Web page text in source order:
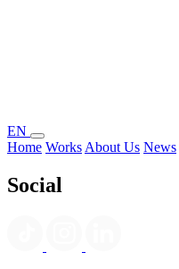
EN
Home Works About Us News
Social